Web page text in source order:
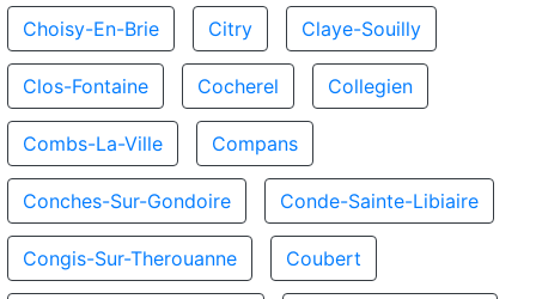
Choisy-En-Brie Citry Claye-Souilly
Clos-Fontaine Cocherel Collegien
Combs-La-Ville Compans
Conches-Sur-Gondoire Conde-Sainte-Libiaire
Congis-Sur-Therouanne Coubert